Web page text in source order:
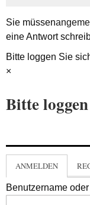
Sie müssen
eine Antwort
Bitte loggen Sie
×
Bitte
ANMELDEN
Benutzername